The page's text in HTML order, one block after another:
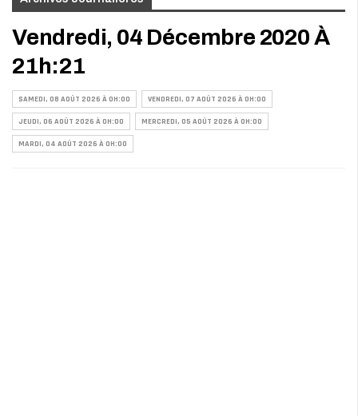
Vendredi, 04 Décembre 2020 À
21h:21
SAMEDI, 08 AOÛT 2026 À 0H:00 VENDREDI, 07 AOÛT 2026 À 0H:00
JEUDI, 06 AOÛT 2026 À 0H:00 MERCREDI, 05 AOÛT 2026 À 0H:00
MARDI, 04 AOÛT 2026 À 0H:00